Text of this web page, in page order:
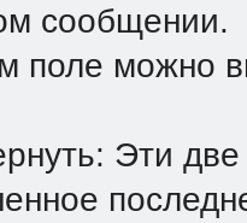
сообщении.
поле можно
Эти